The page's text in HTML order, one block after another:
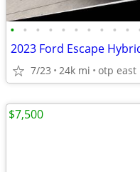
• • • • • • • • • •
2023 Ford Escape
7/23 24k mi otp east
$7,500